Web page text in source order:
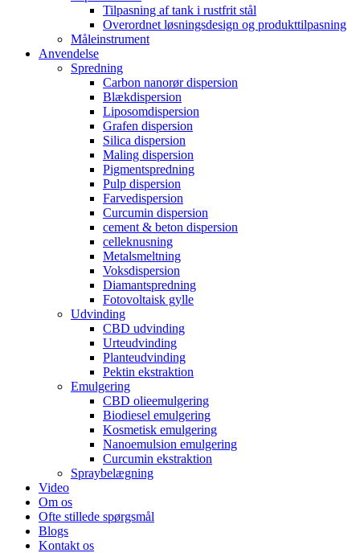
Tilpasning af tank i rustfrit stål
Overordnet løsningsdesign og produkttilpasning
Måleinstrument
Anvendelse
Spredning
Carbon nanorør dispersion
Blækdispersion
Liposomdispersion
Grafen dispersion
Silica dispersion
Maling dispersion
Pigmentspredning
Pulp dispersion
Farvedispersion
Curcumin dispersion
cement & beton dispersion
celleknusning
Metalsmeltning
Voksdispersion
Diamantspredning
Fotovoltaisk gylle
Udvinding
CBD udvinding
Urteudvinding
Planteudvinding
Pektin ekstraktion
Emulgering
CBD olieemulgering
Biodiesel emulgering
Kosmetisk emulgering
Nanoemulsion emulgering
Curcumin ekstraktion
Spraybelægning
Video
Om os
Ofte stillede spørgsmål
Blogs
Kontakt os